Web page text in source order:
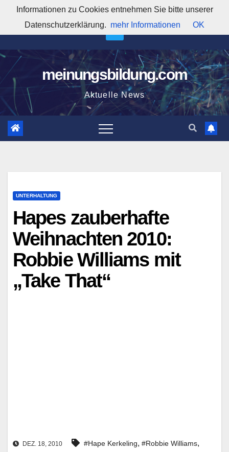
springen
2:56:40 AM
meinungsbildung.com
Aktuelle News
UNTERHALTUNG
Hapes zauberhafte
Weihnachten 2010:
Robbie Williams mit
„Take That“
DEZ. 18, 2010 #Hape Kerkeling, #Robbie Williams,
Informationen zu Cookies entnehmen Sie bitte unserer
Datenschutzerklärung. mehr Informationen OK